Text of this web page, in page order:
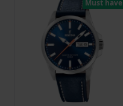
Must have